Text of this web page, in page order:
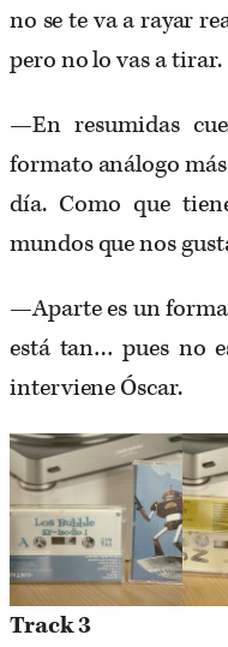
no se te va a rayar
pero no lo vas a tirar.
—En resumidas
formato análogo
día. Como que
mundos que nos
—Aparte es un
está tan… pues no
interviene Óscar.
Track 3